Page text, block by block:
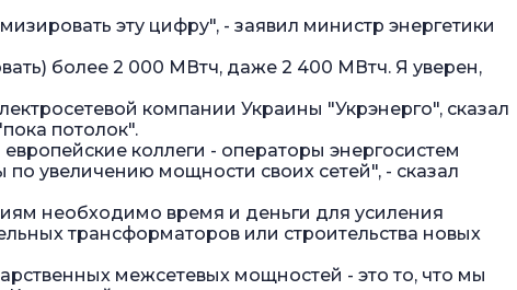
эту цифру", - заявил министр энергетики
более 2 000 МВтч, даже 2 400 МВтч. Я уверен,
компании Украины "Укрэнерго", сказал
потолок".
коллеги - операторы энергосистем
по увеличению мощности своих сетей", - сказал
необходимо время и деньги для усиления
трансформаторов или строительства новых
межсетевых мощностей - это то, что мы